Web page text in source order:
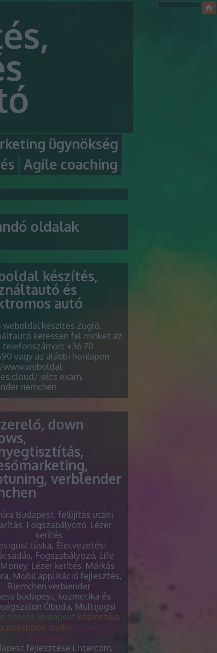
ügynökség
Agile coaching
oldalak
készítés,
és
autó
weboldal készítés Zugló.
keressen fel minket az
telefonszámon: +36 70
vagy az alábbi honlapon
ielts exam,
riemchen
down
verblender
Budapest, felújítás utáni
Fogszabályozó, Lézer
kerítés
táska, Életvezetési
Fogszabályozó, Life
Lézer kerítés, Márkás
Mobil applikáció fejlesztés,
Riemchen verblender
budapest, kozmetika és
Óbuda, Multijogsi
fitness Budapest kozmetika,
notebook ,mobil fitness gym
budapest
fejlesztése Entercom,